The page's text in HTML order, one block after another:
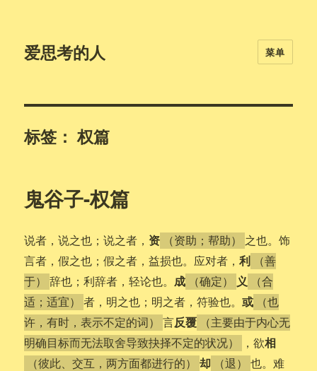
爱思考的人 菜单
标签：权篇
鬼谷子-权篇
说者，说之也；说之者， 资 （资助；帮助）
之也。饰
言者，假之也；假之者，益损也。应对者，利
（善
于）
辞也；利辞者，轻论也。 成 （确定） 义
（合
适；适宜）
者，明之也；明之者，符验也。或
（也
许，有时，表示不定的词）
言反覆
（主要由于内心无
明确目标而无法取舍导致抉择不定的状况）
，欲相
（彼此、交互，两方面都进行的） 却 （退）
也。难